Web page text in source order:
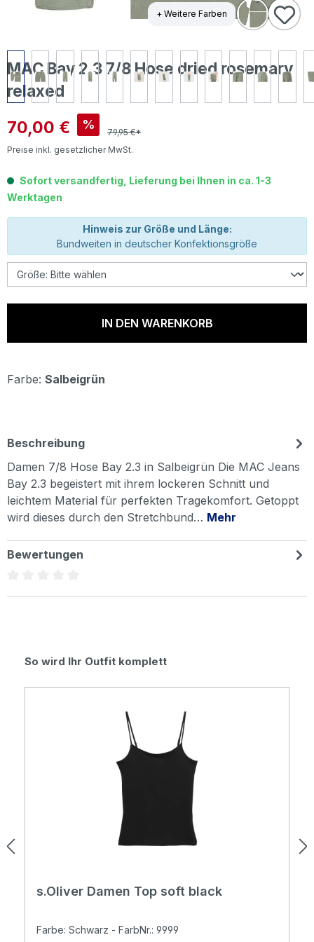
+ Weitere Farben
MAC Bay 2.3 7/8 Hose dried rosemary
relaxed
Verkaufspreis:
70,00 € %
79,95 €*
Preise inkl. gesetzlicher MwSt.
Sofort versandfertig, Lieferung bei Ihnen in ca. 1-3
Werktagen
Hinweis zur Größe und Länge:
Bundweiten in deutscher Konfektionsgröße
IN DEN WARENKORB
Farbe: Salbeigrün
Beschreibung
Damen 7/8 Hose Bay 2.3 in Salbeigrün Die MAC Jeans
Bay 2.3 begeistert mit ihrem lockeren Schnitt und
leichtem Material für perfekten Tragekomfort. Getoppt
wird dieses durch den Stretchbund… Mehr
Bewertungen
Produktgalerie überspringen
So wird Ihr Outfit komplett
s.Oliver Damen Top soft black
Farbe: Schwarz - FarbNr.: 9999